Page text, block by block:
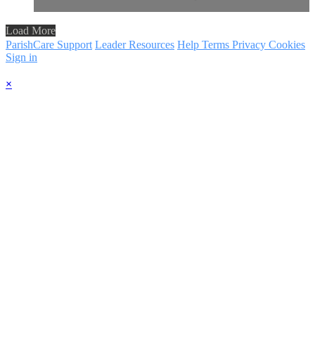
Load More
ParishCare Support Leader Resources Help Terms Privacy Cookies
Sign in
×